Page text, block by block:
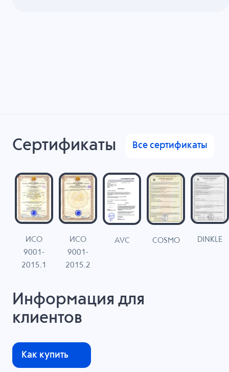
Сертификаты Все сертификаты
ИСО
9001-
2015.1
ИСО
9001-
2015.2
AVC COSMO DINKLE
Информация для
клиентов
Как купить